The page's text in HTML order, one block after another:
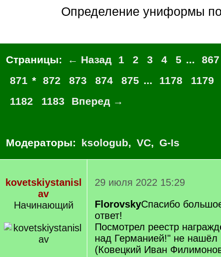
определение униформы
Страницы: ← Назад 1 2 3 4 5 ...
867
871 * 872 873 874 875 ... 1178
1179
1182
1183 Вперед →
Модераторы: ksologub, VC, G-Is
kovetskiystanisl
av
Начинающий
29 июля 2022 15:29
FlorovskyСпасибо
ответ!
Посмотрел реестр
над Германией!" не
(Ковецкий Иван